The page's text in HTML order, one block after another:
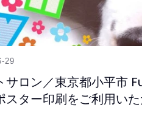
29
サロン／東京都小平市
スター印刷をご利用いた